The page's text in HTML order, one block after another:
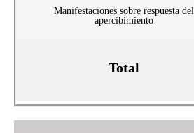
Manifestaciones sobre respuesta del
apercibimiento
Total